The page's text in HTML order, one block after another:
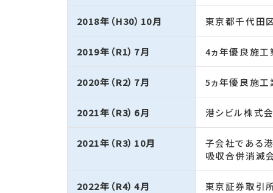
2018年（H30）10月 東京都千代田
2019年（R1）7月 4ヵ年優良施工
2020年（R2）7月 5ヵ年優良施工
2021年（R3）6月 港シビル株式
2021年（R3）10月
子会社である
吸収合併消滅
2022年（R4）4月 東京証券取引